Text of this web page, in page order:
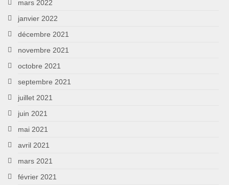
mars 2022
janvier 2022
décembre 2021
novembre 2021
octobre 2021
septembre 2021
juillet 2021
juin 2021
mai 2021
avril 2021
mars 2021
février 2021